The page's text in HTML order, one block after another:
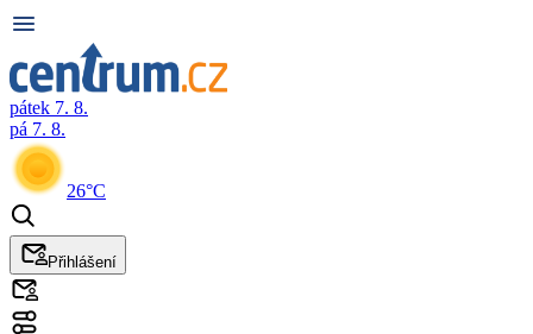
pátek 7. 8.
pá 7. 8.
26°C
Přihlášení